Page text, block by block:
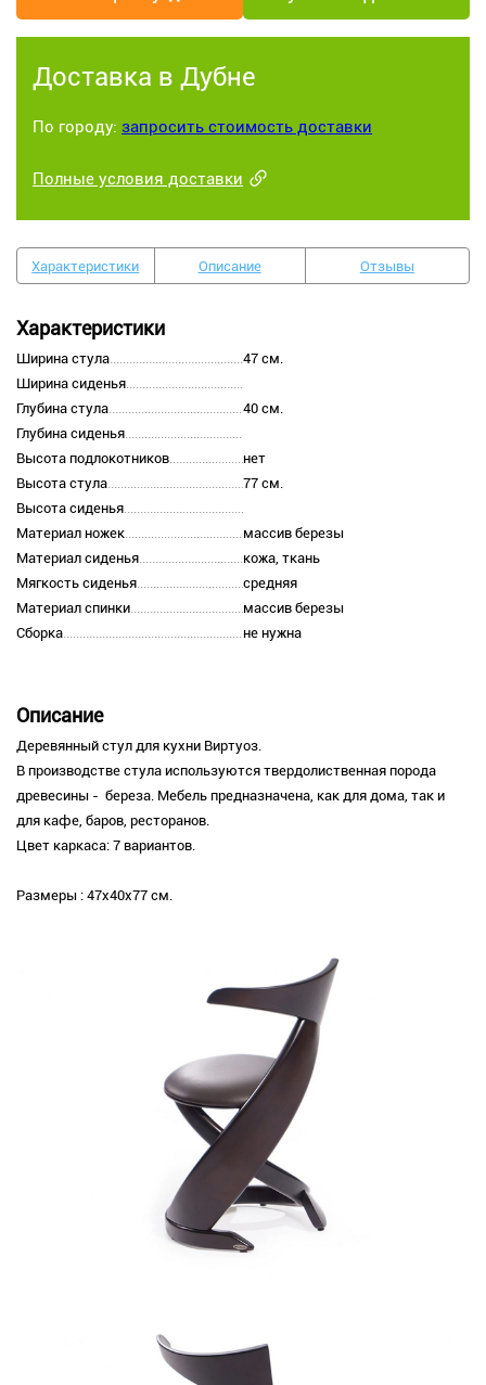
Доставка в Дубне
По городу: запросить стоимость доставки
Полные условия доставки
Характеристики Описание Отзывы
Характеристики
Ширина стула
47 см.
Ширина сиденья
Глубина стула
40 см.
Глубина сиденья
Высота подлокотников
нет
Высота стула
77 см.
Высота сиденья
Материал ножек
массив березы
Материал сиденья
кожа, ткань
Мягкость сиденья
средняя
Материал спинки
массив березы
Сборка
не нужна
Описание
Деревянный стул для кухни Виртуоз.
В производстве стула используются твердолиственная порода
древесины - береза. Мебель предназначена, как для дома, так и
для кафе, баров, ресторанов.
Цвет каркаса: 7 вариантов.
Размеры : 47х40х77 см.